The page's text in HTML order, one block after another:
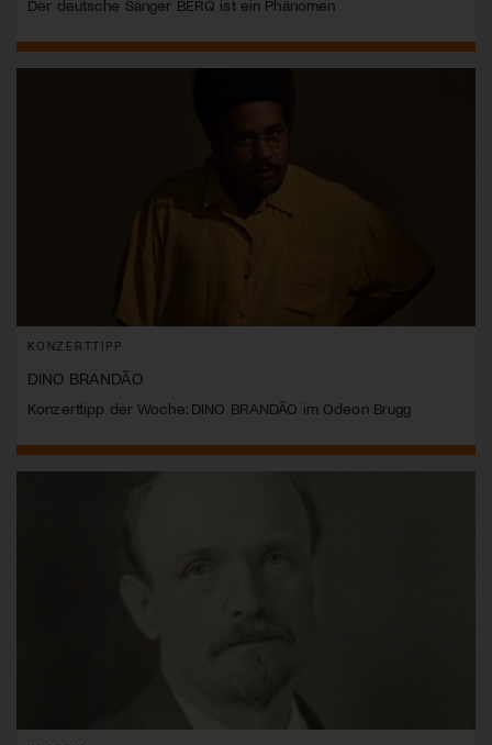
Der deutsche Sänger BERQ ist ein Phänomen
KONZERTTIPP
DINO BRANDÃO
Konzerttipp der Woche: DINO BRANDÃO im Odeon Brugg